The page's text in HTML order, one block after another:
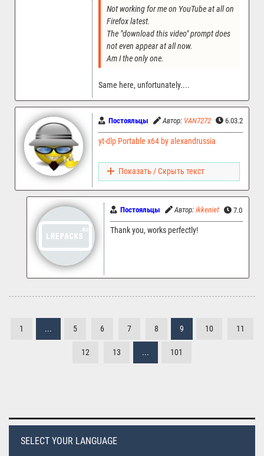
Not working for me on YouTube at all on
Firefox latest.
The "download this video" prompt does
not even appear at all now.
Am I the only one.
Same here, unfortunately....
Постояльцы Автор: VAN7272 6.03.2026
yt-dlp Portable x64 by alexandrussia
Показать / Скрыть текст
Постояльцы Автор: ikkeniet
Thank you, works perfectly!
1 ... 5 6 7 8 9 10 11
12 13 ... 101
SELECT YOUR LANGUAGE